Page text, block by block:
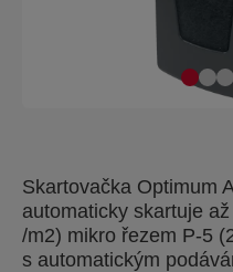
Skartovačka Optimum
automaticky skartuje
/m2) mikro řezem P-5
s automatickým